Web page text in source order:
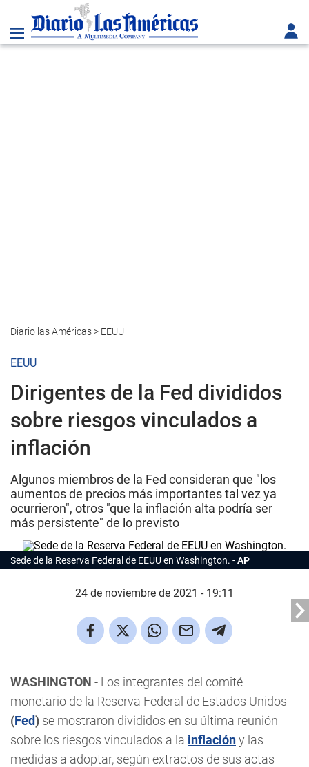
Diario las Américas> EEUU
EEUU
Dirigentes de la Fed divididos
sobre riesgos vinculados a
inflación
Algunos miembros de la Fed consideran que "los
aumentos de precios más importantes tal vez ya
ocurrieron", otros "que la inflación alta podría ser
más persistente" de lo previsto
Sede de la Reserva Federal de EEUU en Washington. AP
24 de noviembre de 2021 - 19:11
WASHINGTON - Los integrantes del comité
monetario de la Reserva Federal de Estados Unidos
(Fed) se mostraron divididos en su última reunión
sobre los riesgos vinculados a la inflacióny las
medidas a adoptar, según extractos de sus actas